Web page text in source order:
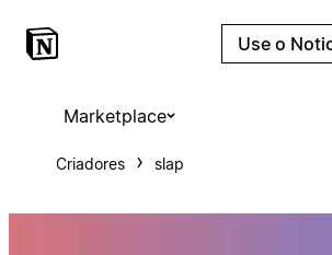
Use o
Marketplace
Criadores slap